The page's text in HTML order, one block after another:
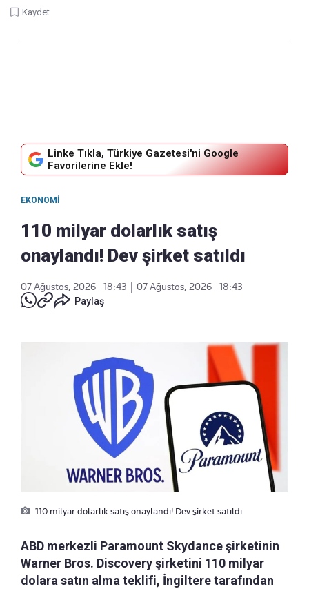
Kaydet
Linke Tıkla, Türkiye Gazetesi'ni Google
Favorilerine Ekle!
EKONOMI
110 milyar dolarlık satış
onaylandı! Dev şirket satıldı
07 Ağustos, 2026 - 18:43
07 Ağustos, 2026 - 18:43
Paylaş
110 milyar dolarlık satış onaylandı! Dev şirket satıldı
ABD merkezli Paramount Skydance şirketinin
Warner Bros. Discovery şirketini 110 milyar
dolara satın alma teklifi, İngiltere tarafından